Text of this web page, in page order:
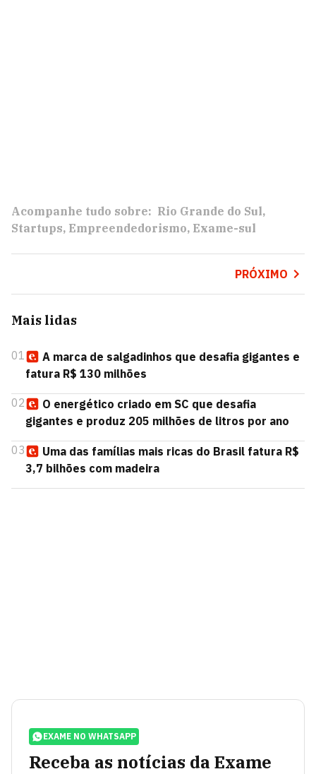
Acompanhe tudo sobre: Rio Grande do Sul
Startups Empreendedorismo Exame-sul
PRÓXIMO
Mais lidas
01
A marca de salgadinhos que desafia gigantes e
fatura R$ 130 milhões
02
O energético criado em SC que desafia
gigantes e produz 205 milhões de litros por ano
03
Uma das famílias mais ricas do Brasil fatura R$
3,7 bilhões com madeira
EXAME NO WHATSAPP
Receba as notícias da Exame